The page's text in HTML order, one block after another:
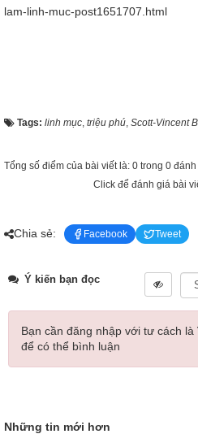
lam-linh-muc-post1651707.html
Tags: linh mục triệu phú Scott-Vincent
Tổng số điểm của bài viết là: 0 trong 0 đánh
Click để đánh giá bài
Chia sẻ: Facebook Tweet
Ý kiến bạn đọc
Bạn cần đăng nhập với tư cách là
để có thể bình luận
Những tin mới hơn